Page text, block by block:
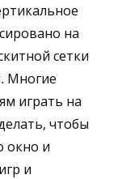
на
сетки
Многие
играть на
чтобы
окно и
и